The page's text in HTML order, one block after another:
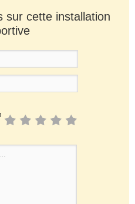
sur cette installation